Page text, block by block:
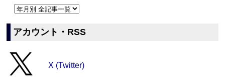
アカウント・RSS
X (Twitter)